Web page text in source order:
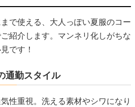
で使える、大人っぽい夏服のコー
紹介します。マンネリ化しがちな
です！
通勤スタイル
性重視。洗える素材やシワになり